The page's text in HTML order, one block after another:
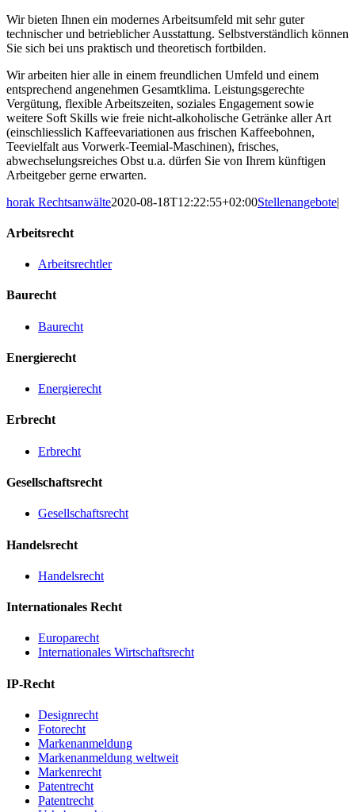
Wir bieten Ihnen ein modernes Arbeitsumfeld mit sehr guter
technischer und betrieblicher Ausstattung. Selbstverständlich können
Sie sich bei uns praktisch und theoretisch fortbilden.
Wir arbeiten hier alle in einem freundlichen Umfeld und einem
entsprechend angenehmen Gesamtklima. Leistungsgerechte
Vergütung, flexible Arbeitszeiten, soziales Engagement sowie
weitere Soft Skills wie freie nicht-alkoholische Getränke aller Art
(einschliesslich Kaffeevariationen aus frischen Kaffeebohnen,
Teevielfalt aus Vorwerk-Teemial-Maschinen), frisches,
abwechselungsreiches Obst u.a. dürfen Sie von Ihrem künftigen
Arbeitgeber gerne erwarten.
horak Rechtsanwälte2020-08-18T12:22:55+02:00Stellenangebote|
Arbeitsrecht
Arbeitsrechtler
Baurecht
Baurecht
Energierecht
Energierecht
Erbrecht
Erbrecht
Gesellschaftsrecht
Gesellschaftsrecht
Handelsrecht
Handelsrecht
Internationales Recht
Europarecht
Internationales Wirtschaftsrecht
IP-Recht
Designrecht
Fotorecht
Markenanmeldung
Markenanmeldung weltweit
Markenrecht
Patentrecht
Patentrecht